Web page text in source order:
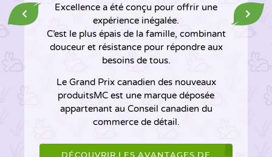
Excellence a été conçu pour offrir une
expérience inégalée.
C’est le plus épais de la famille, combinant
douceur et résistance pour répondre aux
besoins de tous.
Le Grand Prix canadien des nouveaux
produitsMC est une marque déposée
appartenant au Conseil canadien du
commerce de détail.